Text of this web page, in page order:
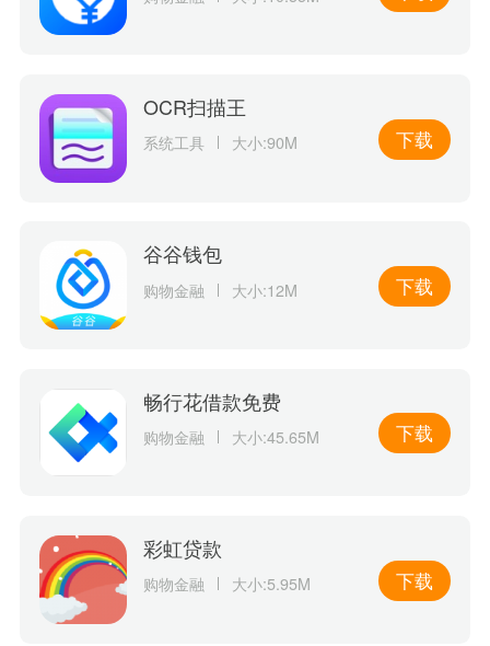
OCR扫描王
系统工具 大小:90M 下载
谷谷钱包
购物金融 大小:12M 下载
畅行花借款免费
购物金融 大小:45.65M 下载
彩虹贷款
购物金融 大小:5.95M 下载